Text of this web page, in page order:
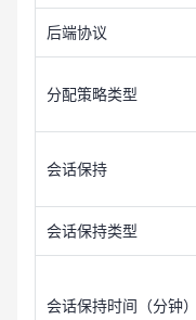
后端协议
分配策略类型
会话保持
会话保持类型
会话保持时间（分钟）